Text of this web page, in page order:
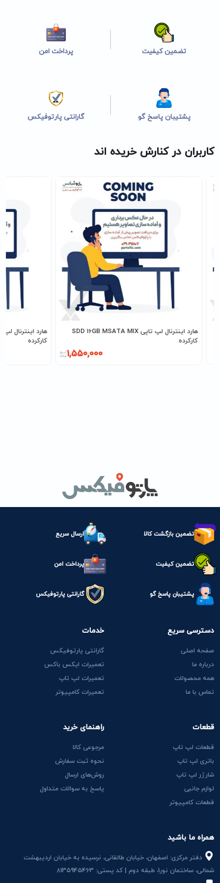
تضمین کیفیت پرداخت امن
پشتیبان پاسخ گو گارانتی پارتوفیکس
کاربران در کنارش خریده اند
هارد اینترنال لپ تاپی SDD 16GB MSATA MIX
کارکرده
1,550,000
کارکرده
تضمین بازگشت کالا ارسال سریع
تضمین کیفیت پرداخت امن
پشتیبان پاسخ گو گارانتی پارتوفیکس
همراه ما باشید
دفتر مرکزی: اصفهان، خیابان طالقانی، نرسیده به خیابان اردیبهشت
شمالی، ساختمان نور1، طبقه دوم | کد پستی: 8135945463
دسترسی سریع
صفحه اصلی
درباره ما
همه محصولات
تماس با ما
قطعات
قطعات لپ تاپ
باتری لپ تاپ
شارژر لپ تاپ
لوازم جانبی
قطعات کامپیوتر
خدمات
گارانتی پارتوفیکس
تعمیرات ایکس باکس
تعمیرات لپ تاپ
تعمیرات کامپیوتر
راهنمای خرید
مرجوعی کالا
نحوه ثبت سفارش
روش‌های ارسال
پاسخ به سوالات متداول